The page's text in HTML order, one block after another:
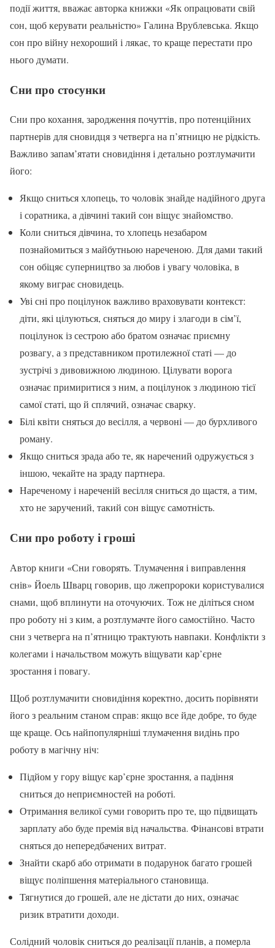
події життя, вважає авторка книжки «Як опрацювати свій
сон, щоб керувати реальністю» Галина Врублевська. Якщо
сон про війну нехороший і лякає, то краще перестати про
нього думати.
Сни про стосунки
Сни про кохання, зародження почуттів, про потенційних
партнерів для сновидця з четверга на п’ятницю не рідкість.
Важливо запам’ятати сновидіння і детально розтлумачити
його:
Якщо сниться хлопець, то чоловік знайде надійного друга
і соратника, а дівчині такий сон віщує знайомство.
Коли сниться дівчина, то хлопець незабаром
познайомиться з майбутньою нареченою. Для дами такий
сон обіцяє суперництво за любов і увагу чоловіка, в
якому виграє сновидець.
Уві сні про поцілунок важливо враховувати контекст:
діти, які цілуються, сняться до миру і злагоди в сім’ї,
поцілунок із сестрою або братом означає приємну
розвагу, а з представником протилежної статі — до
зустрічі з дивовижною людиною. Цілувати ворога
означає примиритися з ним, а поцілунок з людиною тієї
самої статі, що й сплячий, означає сварку.
Білі квіти сняться до весілля, а червоні — до бурхливого
роману.
Якщо сниться зрада або те, як наречений одружується з
іншою, чекайте на зраду партнера.
Нареченому і нареченій весілля сниться до щастя, а тим,
хто не заручений, такий сон віщує самотність.
Сни про роботу і гроші
Автор книги «Сни говорять. Тлумачення і виправлення
снів» Йоель Шварц говорив, що лжепророки користувалися
снами, щоб вплинути на оточуючих. Тож не діліться сном
про роботу ні з ким, а розтлумачте його самостійно. Часто
сни з четверга на п’ятницю трактують навпаки. Конфлікти з
колегами і начальством можуть віщувати кар’єрне
зростання і повагу.
Щоб розтлумачити сновидіння коректно, досить порівняти
його з реальним станом справ: якщо все йде добре, то буде
ще краще. Ось найпопулярніші тлумачення видінь про
роботу в магічну ніч:
Підйом у гору віщує кар’єрне зростання, а падіння
сниться до неприємностей на роботі.
Отримання великої суми говорить про те, що підвищать
зарплату або буде премія від начальства. Фінансові втрати
сняться до непередбачених витрат.
Знайти скарб або отримати в подарунок багато грошей
віщує поліпшення матеріального становища.
Тягнутися до грошей, але не дістати до них, означає
ризик втратити доходи.
Солідний чоловік сниться до реалізації планів, а померла